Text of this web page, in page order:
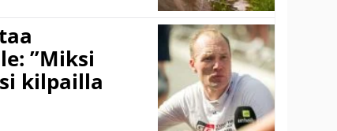
”Miksi
kilpailla